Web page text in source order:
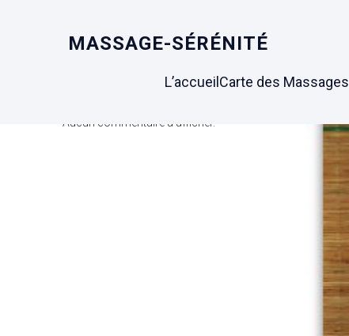
MASSAGE-SÉRÉNITÉ
L’accueil Carte des Massages
Aucun commentaire à afficher.